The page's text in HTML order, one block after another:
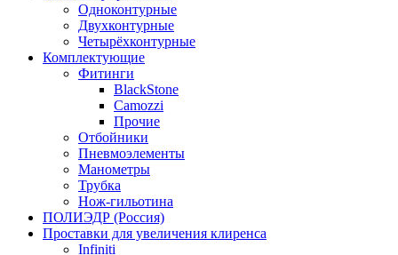
Одноконтурные
Двухконтурные
Четырёхконтурные
Комплектующие
Фитинги
BlackStone
Camozzi
Прочие
Отбойники
Пневмоэлементы
Манометры
Трубка
Нож-гильотина
ПОЛИЭДР (Россия)
Проставки для увеличения клиренса
Infiniti